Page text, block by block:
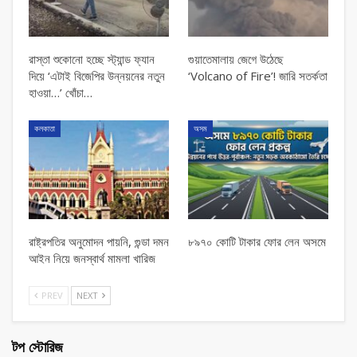
রাস্তা শুকোনো হচ্ছে স্ট্যান্ড ফ্যান
দিয়ে ‘এটাই বিজেপির উন্নয়নের নতুন
হাওয়া…’ খোঁচা…
গুয়াতেমালায় জেগে উঠেছে
‘Volcano of Fire’! জারি সতর্কতা
কলকাতা
রাষ্ট্রপতির অনুমোদন পায়নি, গুন্ডা দমন
আইন নিয়ে জনস্বার্থ মামলা খারিজ
অসম
৮৯৭০ কোটি টাকার ফোর লেন অসমে
PREV NEXT
টপ স্টোরিজ